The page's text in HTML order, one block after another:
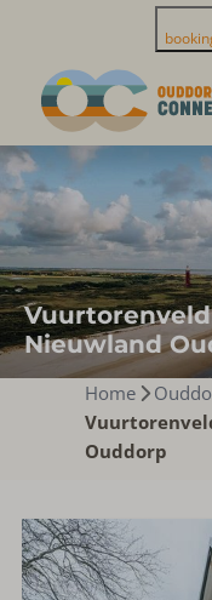
Vuurtorenveld
Nieuwland
Home
Ouddorp